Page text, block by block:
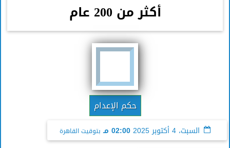
أكثر من 200 عام
حكم الإعدام
السبت، 4 أكتوبر 2025 02:00 مـ بتوقيت القاهرة